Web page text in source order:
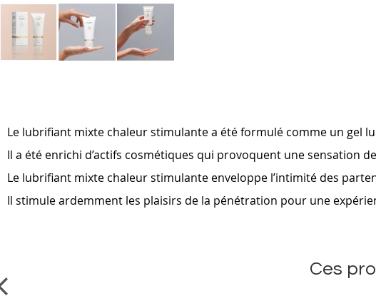
of
the
images
Le lubrifiant mixte chaleur stimulante a été formulé comme un gel
Il a été enrichi d’actifs cosmétiques qui provoquent une sensation
Le lubrifiant mixte chaleur stimulante enveloppe l’intimité des
Il stimule ardemment les plaisirs de la pénétration pour une
Ces